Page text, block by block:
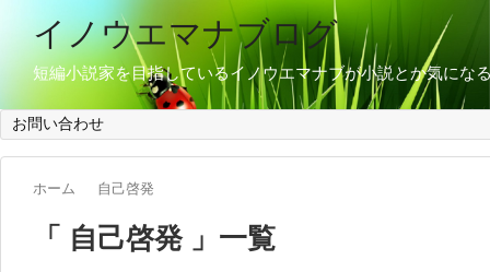
イノウエマナブログ
短編小説家を目指しているイノウエマナブが小説とか気にな
お問い合わせ
ホーム 自己啓発
「 自己啓発 」一覧